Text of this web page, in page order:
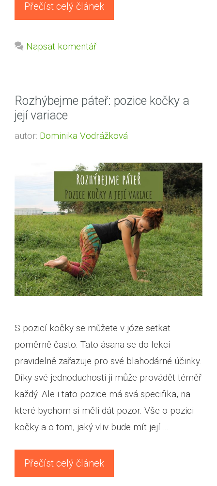
Přečíst celý článek
Napsat komentář
Rozhýbejme páteř: pozice kočky a
její variace
autor: Dominika Vodrážková
S pozicí kočky se můžete v józe setkat
poměrně často. Tato ásana se do lekcí
pravidelně zařazuje pro své blahodárné účinky.
Díky své jednoduchosti ji může provádět téměř
každý. Ale i tato pozice má svá specifika, na
které bychom si měli dát pozor. Vše o pozici
kočky a o tom, jaký vliv bude mít její …
Přečíst celý článek